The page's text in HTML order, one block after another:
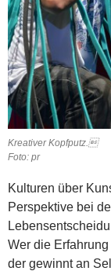
Kreativer
Foto: pr
Kulturen über
Perspektive bei
Wer die
der gewinnt an